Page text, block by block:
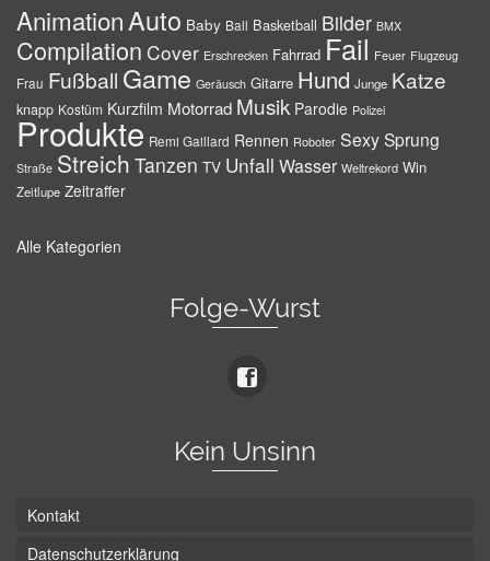
AnimationAuto Baby Ball Basketball Bilder BMX
Compilation Cover Erschrecken Fahrrad Fail Feuer Flugzeug
Frau Fußball Game Geräusch Gitarre Hund Junge Katze
knapp Kostüm Kurzfilm Motorrad Musik Parodie Polizei
Produkte Remi Gaillard Rennen Roboter SexySprung
Straße Streich Tanzen TV Unfall Wasser Weltrekord Win
Zeitlupe Zeitraffer
Alle Kategorien
Folge-Wurst
Kein Unsinn
Kontakt
Datenschutzerklärung